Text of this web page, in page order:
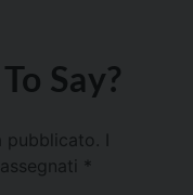
Say?
pubblicato.
*